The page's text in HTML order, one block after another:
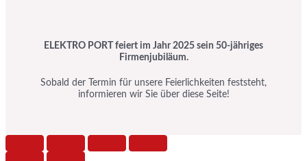
ELEKTRO PORT feiert im Jahr 2025 sein 50-jähriges
Firmenjubiläum.
Sobald der Termin für unsere Feierlichkeiten feststeht,
informieren wir Sie über diese Seite!